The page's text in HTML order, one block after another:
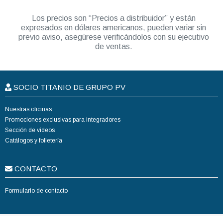
Los precios son “Precios a distribuidor” y están
expresados en dólares americanos, pueden variar sin
previo aviso, asegúrese verificándolos con su ejecutivo
de ventas.
SOCIO TITANIO DE GRUPO PV
Nuestras oficinas
Promociones exclusivas para integradores
Sección de videos
Catálogos y folletería
CONTACTO
Formulario de contacto